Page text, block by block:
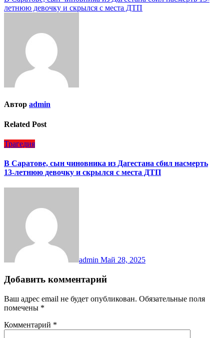
по
летнюю девочку и скрылся с места ДТП
Автор admin
Related Post
Трагедия
В Саратове, сын чиновника из Дагестана сбил насмерть
13-летнюю девочку и скрылся с места ДТП
admin Май 28, 2025
Добавить комментарий
Ваш адрес email не будет опубликован. Обязательные поля
помечены *
Комментарий *